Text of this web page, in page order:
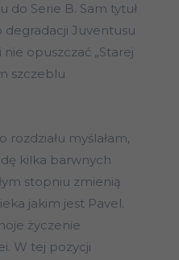
do Serie B. Sam tytuł
Juventusu
opuszczać „Starej
szczeblu
myślałam,
kilka barwnych
stopniu zmienią
jakim jest Pavel.
życzenie
W tej pozycji